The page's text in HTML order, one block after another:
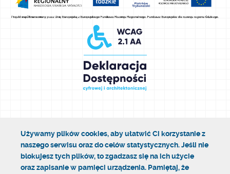
Używamy plików cookies, aby ułatwić Ci korzystanie z
naszego serwisu oraz do celów statystycznych. Jeśli nie
blokujesz tych plików, to zgadzasz się na ich użycie
oraz zapisanie w pamięci urządzenia. Pamiętaj, że